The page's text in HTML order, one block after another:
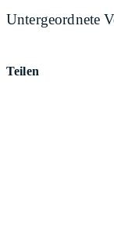
Untergeordnete
Teilen